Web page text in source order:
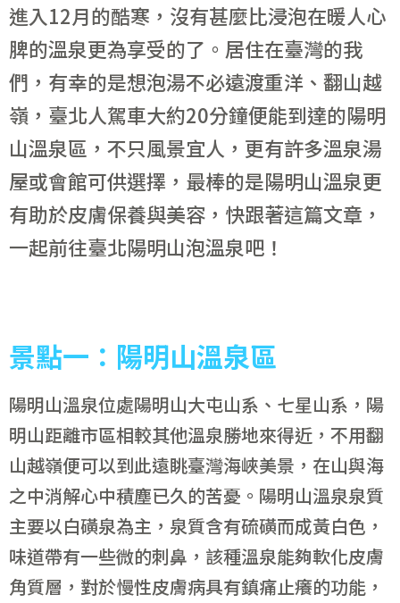
進入12月的酷寒，沒有甚麼比浸泡在暖人心
脾的溫泉更為享受的了。居住在臺灣的我
們，有幸的是想泡湯不必遠渡重洋、翻山越
嶺，臺北人駕車大約20分鐘便能到達的陽明
山溫泉區，不只風景宜人，更有許多溫泉湯
屋或會館可供選擇，最棒的是陽明山溫泉更
有助於皮膚保養與美容，快跟著這篇文章，
一起前往臺北陽明山泡溫泉吧！
景點一：陽明山溫泉區
陽明山溫泉位處陽明山大屯山系、七星山系，陽
明山距離市區相較其他溫泉勝地來得近，不用翻
山越嶺便可以到此遠眺臺灣海峽美景，在山與海
之中消解心中積塵已久的苦憂。陽明山溫泉泉質
主要以白磺泉為主，泉質含有硫磺而成黃白色，
味道帶有一些微的刺鼻，該種溫泉能夠軟化皮膚
角質層，對於慢性皮膚病具有鎮痛止癢的功能，